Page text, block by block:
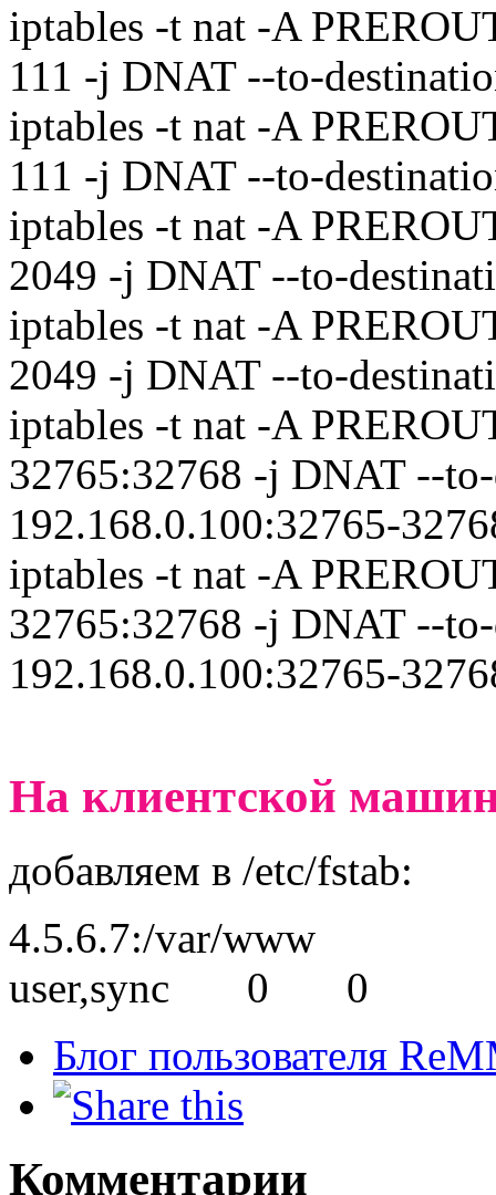
iptables -t nat -A
111 -j DNAT --to-
iptables -t nat -A
111 -j DNAT --to-
iptables -t nat -A
2049 -j DNAT --to-
iptables -t nat -A
2049 -j DNAT --to-
iptables -t nat -A
32765:32768 -j DNAT --
192.168.0.100:32765-
iptables -t nat -A
32765:32768 -j DNAT --
192.168.0.100:32765-
На клиентской
добавляем в /etc/fstab:
4.5.6.7:/var/www /
user,sync 0 0
Блог пользователя
Комментарии